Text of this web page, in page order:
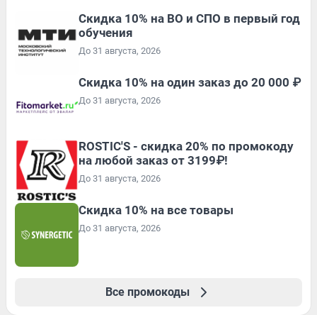
Скидка 10% на ВО и СПО в первый год
обучения
До 31 августа, 2026
Скидка 10% на один заказ до 20 000 ₽
До 31 августа, 2026
ROSTIC'S - скидка 20% по промокоду
на любой заказ от 3199₽!
До 31 августа, 2026
Скидка 10% на все товары
До 31 августа, 2026
Все промокоды